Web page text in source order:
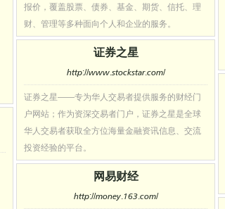
报价，覆盖股票、债券、基金、期货、信托、理
财、管理等多种面向个人和企业的服务。
证券之星
http://www.stockstar.com/
证券之星——专为华人交易者提供服务的财经门
户网站；作为资深交易者门户，证券之星是全球
华人交易者获取全方位海量金融资讯信息、交流
投资经验的平台。
网易财经
http://money.163.com/